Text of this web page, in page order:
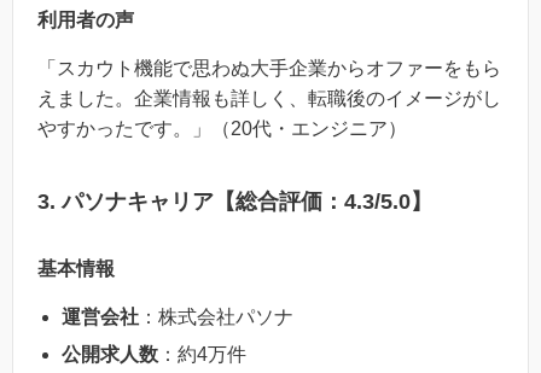
利用者の声
「スカウト機能で思わぬ大手企業からオファーをもら
えました。企業情報も詳しく、転職後のイメージがし
やすかったです。」（20代・エンジニア）
3. パソナキャリア【総合評価：4.3/5.0】
基本情報
運営会社 ：株式会社パソナ
公開求人数 ：約4万件